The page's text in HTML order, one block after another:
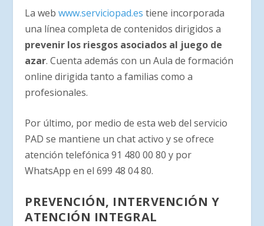
La webwww.serviciopad.es tiene incorporada
una línea completa de contenidos dirigidos a
prevenir los riesgos asociados al juego de
azar. Cuenta además con un Aula de formación
online dirigida tanto a familias como a
profesionales.
Por último, por medio de esta web del servicio
PAD se mantiene un chat activo y se ofrece
atención telefónica 91 480 00 80 y por
WhatsApp en el 699 48 04 80.
PREVENCIÓN, INTERVENCIÓN Y
ATENCIÓN INTEGRAL